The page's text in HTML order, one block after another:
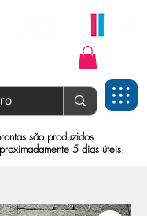
são produzidos
5 dias úteis.